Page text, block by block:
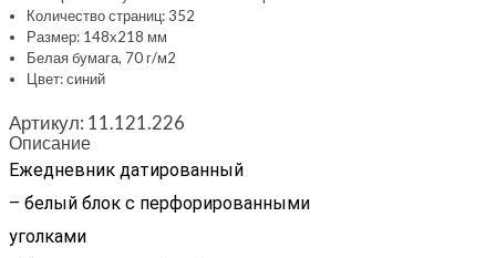
Количество страниц: 352
Размер: 148х218 мм
Белая бумага, 70 г/м2
Цвет: синий
Артикул: 11.121.226
Описание
Ежедневник датированный
– белый блок с перфорированными
уголками